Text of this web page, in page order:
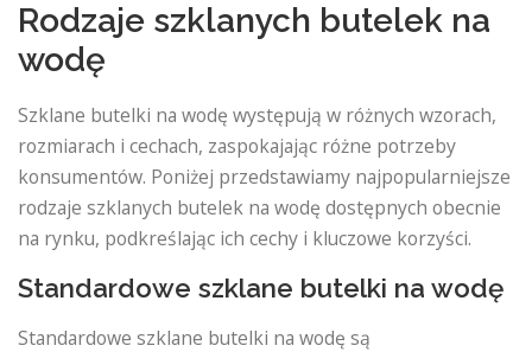
Rodzaje szklanych butelek na
wodę
Szklane butelki na wodę występują w różnych wzorach,
rozmiarach i cechach, zaspokajając różne potrzeby
konsumentów. Poniżej przedstawiamy najpopularniejsze
rodzaje szklanych butelek na wodę dostępnych obecnie
na rynku, podkreślając ich cechy i kluczowe korzyści.
Standardowe szklane butelki na wodę
Standardowe szklane butelki na wodę są